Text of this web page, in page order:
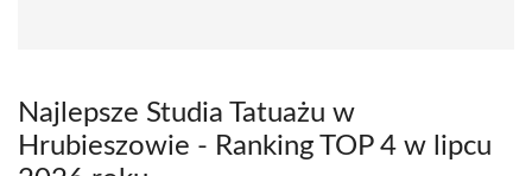
Najlepsze Studia Tatuażu w
Hrubieszowie - Ranking TOP 4 w lipcu